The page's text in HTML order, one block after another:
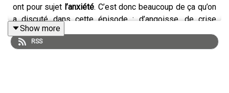
ont pour sujet l’anxiété. C’est donc beaucoup de ça qu’on
a discuté dans cette épisode : d’angoisse, de crise
existentielle, de remise en question de son métier, de la
pression qu’on se met à soi-même,.. Mais aussi de
Show more
RSS